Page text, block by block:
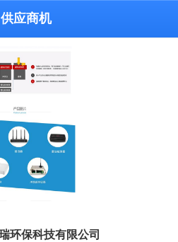
供应商机
环保科技有限公司